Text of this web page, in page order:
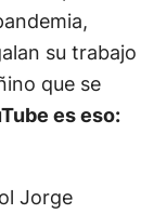
su trabajo
que se
es eso:
Jorge